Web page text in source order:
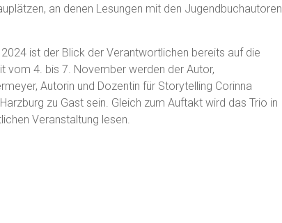
an denen Lesungen mit den Jugendbuchautoren
ist der Blick der Verantwortlichen bereits auf die
vom 4. bis 7. November werden der Autor,
Autorin und Dozentin für Storytelling Corinna
zu Gast sein. Gleich zum Auftakt wird das Trio in
Veranstaltung lesen.